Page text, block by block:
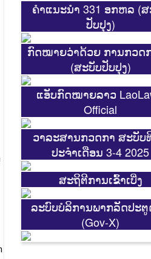
ຄຳແນະນຳ 331 ອກຫລ (
ປັບປຸງ)
ກົດໝາຍວ່າດ້ວຍ ການກວດ
(ສະບັບປັບປຸງ)
ແອັບກົດໝາຍລາວ
Official
ວາລະສານກວດກາ ສະບັບ
ປະຈຳເດືອນ 3-4 2025
ສະ​ຖິ​ຕີການ​ເຂົ້າ​ເບີ່ງ
ລະບົບບໍລິການພາກລັດປະ
(Gov-X)